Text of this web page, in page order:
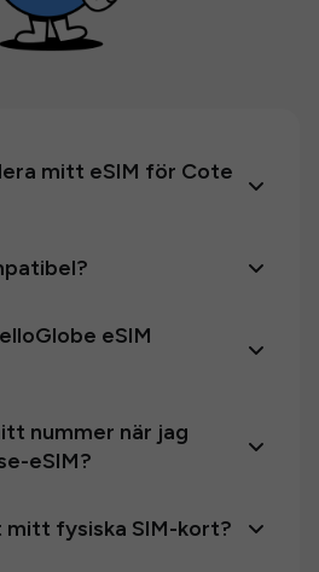
mitt eSIM för Cote
eSIM
nummer när jag
eSIM?
fysiska SIM-kort?